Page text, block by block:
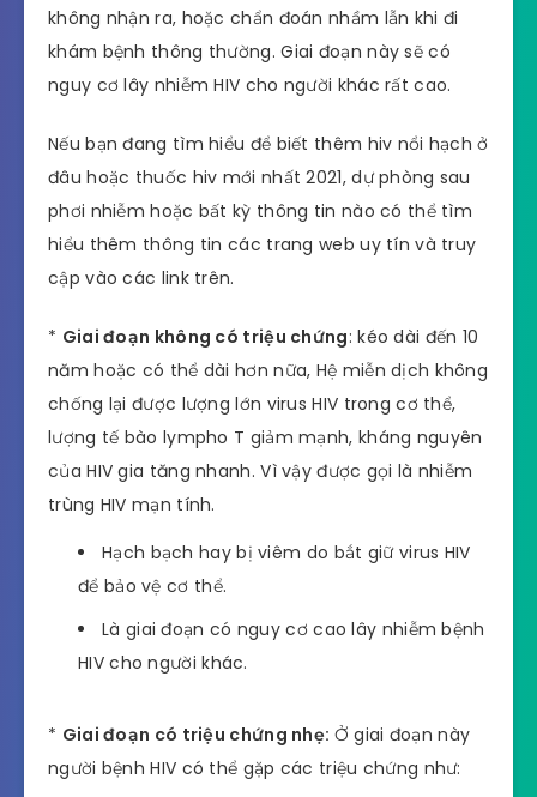
không nhận ra, hoặc chẩn đoán nhầm lẫn khi đi
khám bệnh thông thường. Giai đoạn này sẽ có
nguy cơ lây nhiễm HIV cho người khác rất cao.
Nếu bạn đang tìm hiểu để biết thêm hiv nổi hạch ở
đâu hoặc thuốc hiv mới nhất 2021, dự phòng sau
phơi nhiễm hoặc bất kỳ thông tin nào có thể tìm
hiểu thêm thông tin các trang web uy tín và truy
cập vào các link trên.
* Giai đoạn không có triệu chứng: kéo dài đến 10
năm hoặc có thể dài hơn nữa, Hệ miễn dịch không
chống lại được lượng lớn virus HIV trong cơ thể,
lượng tế bào lympho T giảm mạnh, kháng nguyên
của HIV gia tăng nhanh. Vì vậy được gọi là nhiễm
trùng HIV mạn tính.
Hạch bạch hay bị viêm do bắt giữ virus HIV
để bảo vệ cơ thể.
Là giai đoạn có nguy cơ cao lây nhiễm bệnh
HIV cho người khác.
* Giai đoạn có triệu chứng nhẹ: Ở giai đoạn này
người bệnh HIV có thể gặp các triệu chứng như: